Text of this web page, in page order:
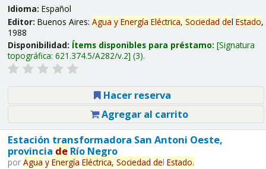
Idioma: Español
Editor: Buenos Aires: Agua y Energía Eléctrica, Sociedad del Estado,
1988
Disponibilidad: Ítems disponibles para préstamo: Signatura
topográfica: 621.374.5/A282/v.2 (3).
Hacer reserva
Agregar al carrito
Estación transformadora San Antoni Oeste,
provincia deRío Negro
por Agua y Energía Eléctrica, Sociedad del Estado.